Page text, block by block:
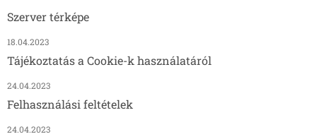
Szerver térképe
18.04.2023
Tájékoztatás a Cookie-k használatáról
24.04.2023
Felhasználási feltételek
24.04.2023